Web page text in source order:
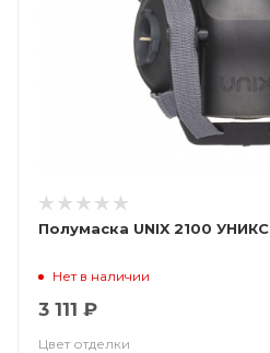
Полумаска UNIX 2100 УНИКС
Нет в наличии
3 111 ₽
Цвет отделки